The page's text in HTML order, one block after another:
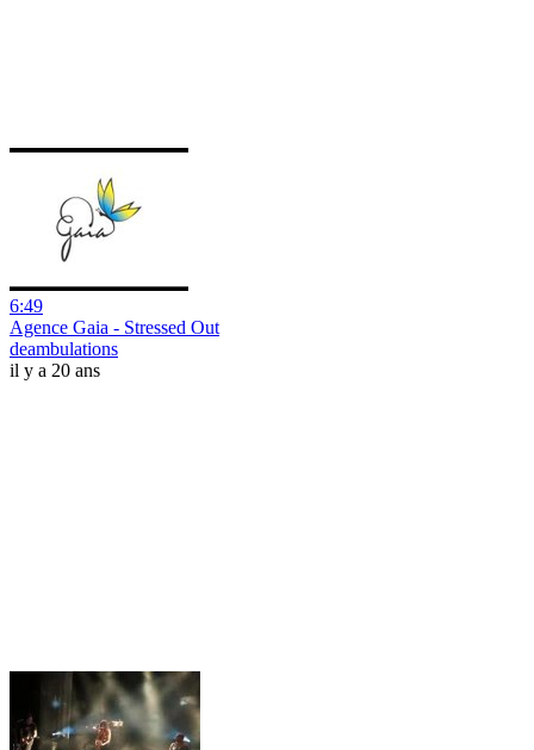
6:49
Agence Gaia - Stressed Out
deambulations
il y a 20 ans